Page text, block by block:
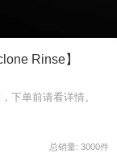
Rinse】
下单前请看详情。
总销量: 3000件